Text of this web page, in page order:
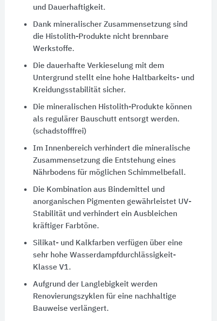
und Dauerhaftigkeit.
Dank mineralischer Zusammensetzung sind
die Histolith-Produkte nicht brennbare
Werkstoffe.
Die dauerhafte Verkieselung mit dem
Untergrund stellt eine hohe Haltbarkeits- und
Kreidungsstabilität sicher.
Die mineralischen Histolith-Produkte können
als regulärer Bauschutt entsorgt werden.
(schadstofffrei)
Im Innenbereich verhindert die mineralische
Zusammensetzung die Entstehung eines
Nährbodens für möglichen Schimmelbefall.
Die Kombination aus Bindemittel und
anorganischen Pigmenten gewährleistet UV-
Stabilität und verhindert ein Ausbleichen
kräftiger Farbtöne.
Silikat- und Kalkfarben verfügen über eine
sehr hohe Wasserdampfdurchlässigkeit-
Klasse V1.
Aufgrund der Langlebigkeit werden
Renovierungszyklen für eine nachhaltige
Bauweise verlängert.